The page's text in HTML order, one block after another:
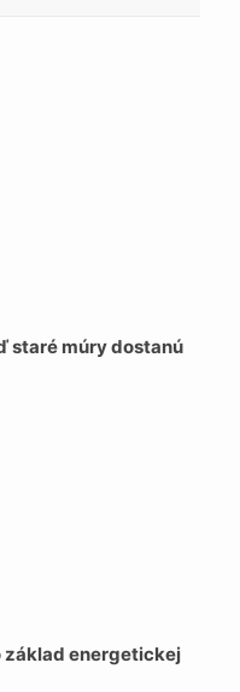
staré múry dostanú
základ energetickej